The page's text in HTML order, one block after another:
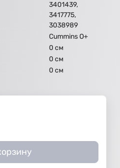
3401439,
3417775,
3038989
Cummins O+
0 см
0 см
0 см